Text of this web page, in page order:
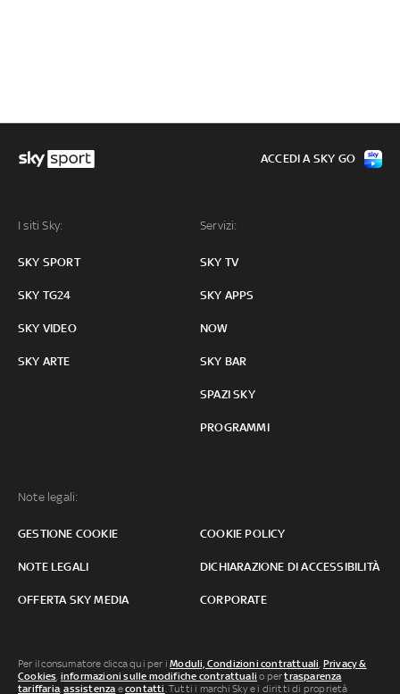
I siti Sky:
SKY SPORT
SKY TG24
SKY VIDEO
SKY ARTE
Servizi:
SKY TV
SKY APPS
NOW
SKY BAR
SPAZI SKY
PROGRAMMI
Note legali:
GESTIONE COOKIE COOKIE POLICY
NOTE LEGALI DICHIARAZIONE DI ACCESSIBILITÀ
OFFERTA SKY MEDIA CORPORATE
ACCEDI A SKY GO
Per il consumatore clicca qui per iModuli, Condizioni contrattuali, Privacy &
Cookies, informazioni sulle modifiche contrattuali o pertrasparenza
tariffaria,assistenza econtatti. Tutti i marchi Sky e i diritti di proprietà